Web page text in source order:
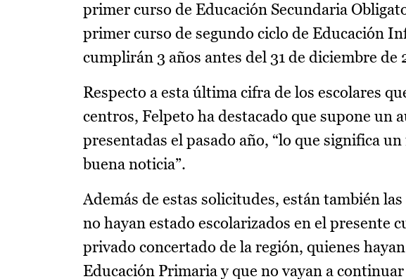
primer curso de Educación Secundaria
primer curso de segundo ciclo de Educación
cumplirán 3 años antes del 31 de diciembre de
Respecto a esta última cifra de los escolares
centros, Felpeto ha destacado que supone un
presentadas el pasado año, “lo que significa
buena noticia”.
Además de estas solicitudes, están también
no hayan estado escolarizados en el presente
privado concertado de la región, quienes
Educación Primaria y que no vayan a